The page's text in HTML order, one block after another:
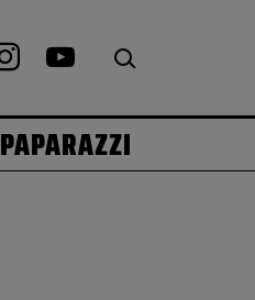
PAPARAZZI